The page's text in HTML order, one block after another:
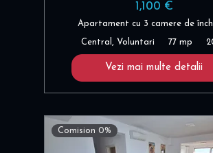
1,100 €
Apartament cu 3 camere de
Central, Voluntari 77 mp
Vezi mai multe detalii
Comision 0%